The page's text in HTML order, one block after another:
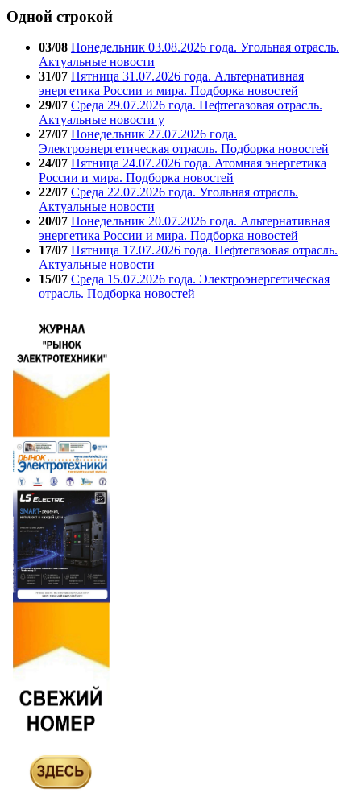
Одной строкой
03/08 Понедельник 03.08.2026 года. Угольная отрасль.
Актуальные новости
31/07 Пятница 31.07.2026 года. Альтернативная
энергетика России и мира. Подборка новостей
29/07 Среда 29.07.2026 года. Нефтегазовая отрасль.
Актуальные новости у
27/07 Понедельник 27.07.2026 года.
Электроэнергетическая отрасль. Подборка новостей
24/07 Пятница 24.07.2026 года. Атомная энергетика
России и мира. Подборка новостей
22/07 Среда 22.07.2026 года. Угольная отрасль.
Актуальные новости
20/07 Понедельник 20.07.2026 года. Альтернативная
энергетика России и мира. Подборка новостей
17/07 Пятница 17.07.2026 года. Нефтегазовая отрасль.
Актуальные новости
15/07 Среда 15.07.2026 года. Электроэнергетическая
отрасль. Подборка новостей